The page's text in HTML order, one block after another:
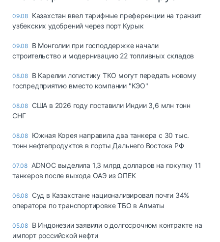
09.08 Казахстан ввел тарифные преференции на транзит
узбекских удобрений через порт Курык
09.08 В Монголии при господдержке начали
строительство и модернизацию 22 топливных складов
08.08 В Карелии логистику ТКО могут передать новому
госпредприятию вместо компании "КЭО"
08.08 США в 2026 году поставили Индии 3,6 млн тонн
СНГ
08.08 Южная Корея направила два танкера с 30 тыс.
тонн нефтепродуктов в порты Дальнего Востока РФ
07.08 ADNOC выделила 1,3 млрд долларов на покупку 11
танкеров после выхода ОАЭ из ОПЕК
06.08 Суд в Казахстане национализировал почти 34%
оператора по транспортировке ТБО в Алматы
05.08 В Индонезии заявили о долгосрочном контракте на
импорт российской нефти